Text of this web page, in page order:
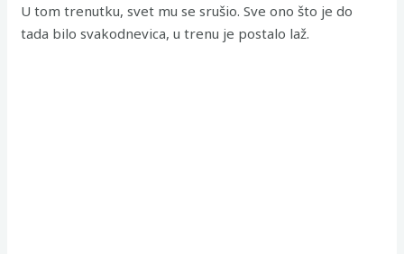
U tom trenutku, svet mu se srušio. Sve ono što je do
tada bilo svakodnevica, u trenu je postalo laž.